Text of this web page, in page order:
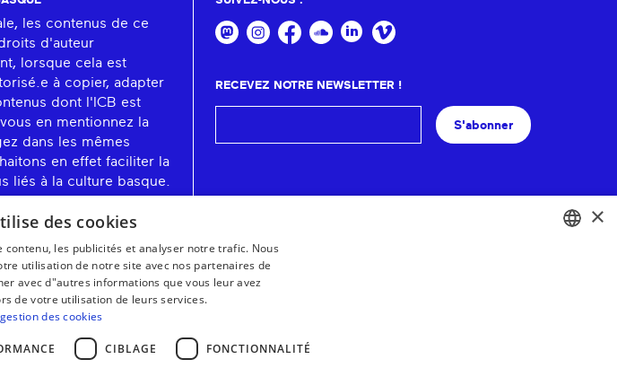
les contenus de ce
d'auteur
lorsque cela est
à copier, adapter
dont l'ICB est
en mentionnez la
dans les mêmes
en effet faciliter la
liés à la culture basque.
RECEVEZ NOTRE NEWSLETTER !
S'abonner
×
des cookies
les publicités et analyser notre trafic. Nous
utilisation de notre site avec nos partenaires de
avec d"autres informations que vous leur avez
de votre utilisation de leurs services.
des cookies
CIBLAGE FONCTIONNALITÉ